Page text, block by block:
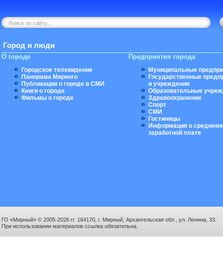
Город и люди
О городе
Городское телевидение
Панорама Мирного
Публикации о городе в СМИ
Книги о городе
Фильмы о городе
Предприятия города
Муниципальные
Государственные
и учреждения
Образовательные
Здравоохранение
Спорт
СМИ
Гостиницы
Информация о
заработной плате
ГО «Мирный» © 2005-2026 гг. 164170, г. Мирный, Архангельская обл., ул. Ленина, 33.
При использовании материалов ссылка обязательна.